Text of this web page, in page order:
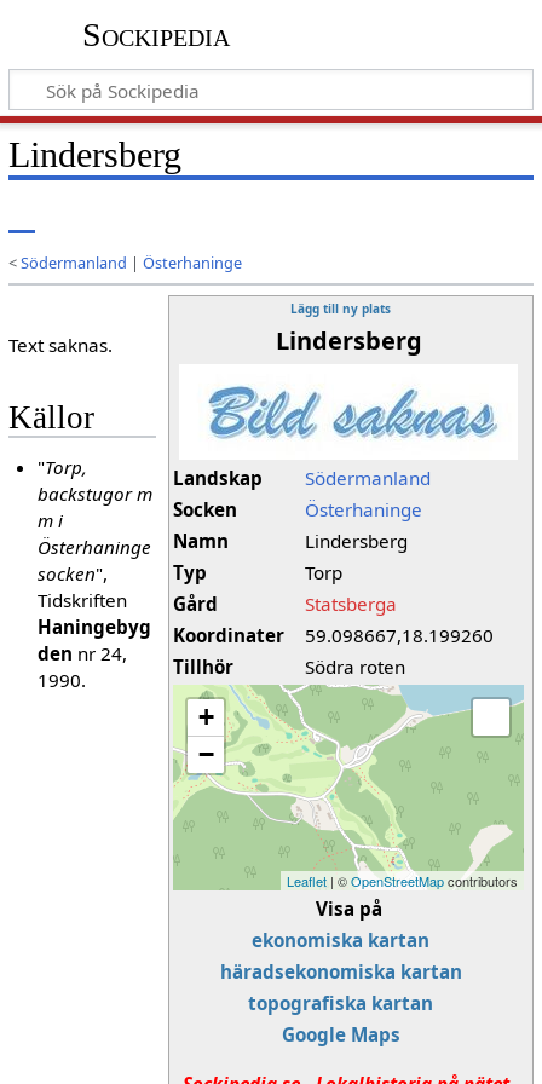
Sockipedia
Lindersberg
<Södermanland | Österhaninge
Lägg till ny plats
Lindersberg
Landskap
Södermanland
Socken
Österhaninge
Namn
Lindersberg
Typ
Torp
Gård
Statsberga
Koordinater
59.098667,18.199260
Tillhör
Södra roten
+
−
Leaflet | ©OpenStreetMapcontributors
Visa på
ekonomiska kartan
häradsekonomiska kartan
topografiska kartan
Google Maps
Text saknas.
Källor
"Torp,
backstugor m
m i
Österhaninge
socken",
Tidskriften
Haningebyg
den nr 24,
1990.